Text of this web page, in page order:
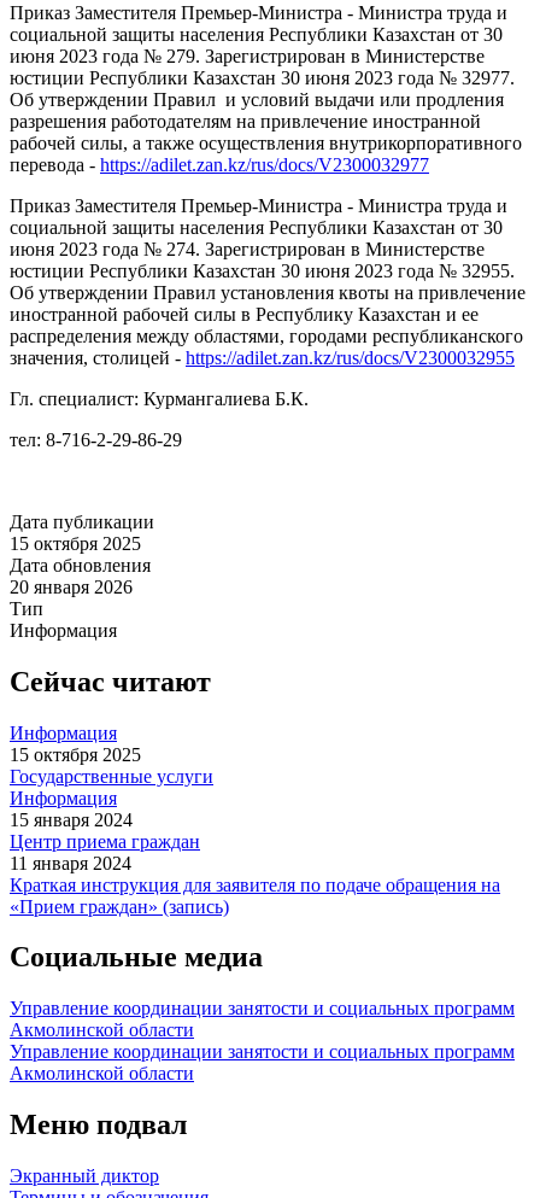
Приказ Заместителя Премьер-Министра - Министра труда и
социальной защиты населения Республики Казахстан от 30
июня 2023 года № 279. Зарегистрирован в Министерстве
юстиции Республики Казахстан 30 июня 2023 года № 32977.
Об утверждении Правил и условий выдачи или продления
разрешения работодателям на привлечение иностранной
рабочей силы, а также осуществления внутрикорпоративного
перевода - https://adilet.zan.kz/rus/docs/V2300032977
Приказ Заместителя Премьер-Министра - Министра труда и
социальной защиты населения Республики Казахстан от 30
июня 2023 года № 274. Зарегистрирован в Министерстве
юстиции Республики Казахстан 30 июня 2023 года № 32955.
Об утверждении Правил установления квоты на привлечение
иностранной рабочей силы в Республику Казахстан и ее
распределения между областями, городами республиканского
значения, столицей - https://adilet.zan.kz/rus/docs/V2300032955
Гл. специалист: Курмангалиева Б.К.
тел: 8-716-2-29-86-29
Дата публикации
15 октября 2025
Дата обновления
20 января 2026
Тип
Информация
Сейчас читают
Информация
15 октября 2025
Государственные услуги
Информация
15 января 2024
Центр приема граждан
11 января 2024
Краткая инструкция для заявителя по подаче обращения на
«Прием граждан» (запись)
Социальные медиа
Управление координации занятости и социальных программ
Акмолинской области
Управление координации занятости и социальных программ
Акмолинской области
Меню подвал
Экранный диктор